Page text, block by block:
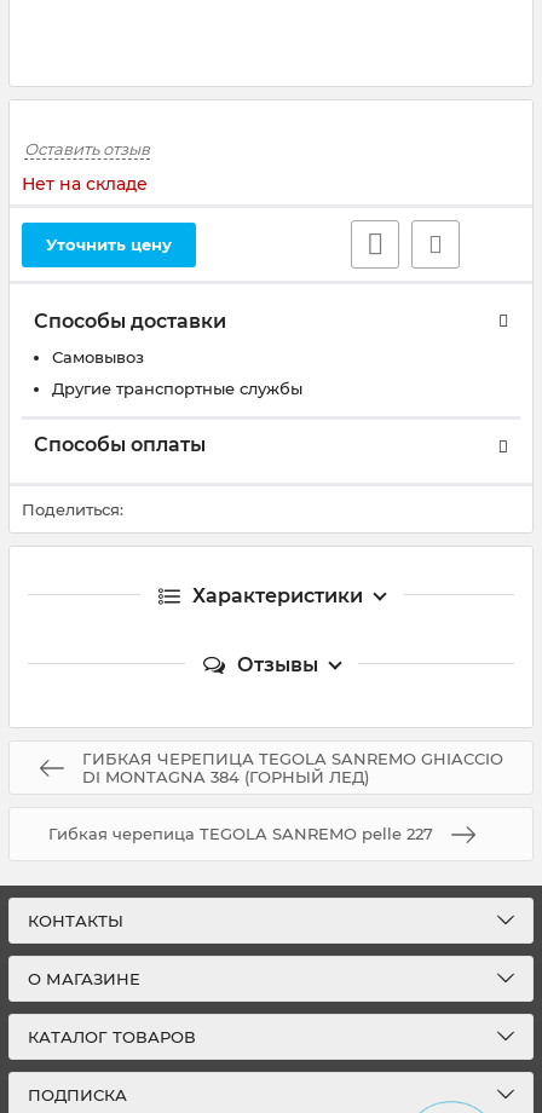
Оставить отзыв
Нет на складе
Уточнить цену
Способы доставки
Самовывоз
Другие транспортные службы
Способы оплаты
Поделиться:
Характеристики
Отзывы
ГИБКАЯ ЧЕРЕПИЦА TEGOLA SANREMO GHIACCIO
DI MONTAGNA 384 (ГОРНЫЙ ЛЕД)
Гибкая черепица TEGOLA SANREMO pelle 227
КОНТАКТЫ
О МАГАЗИНЕ
КАТАЛОГ ТОВАРОВ
ПОДПИСКА